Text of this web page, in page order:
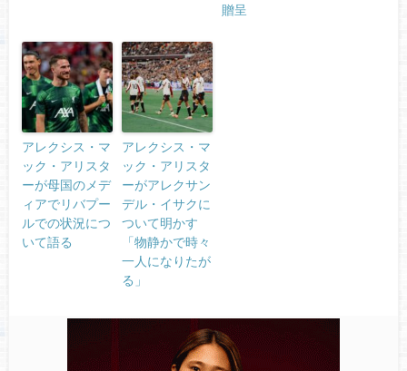
贈呈
アレクシス・マ
ック・アリスタ
ーが母国のメデ
ィアでリバプー
ルでの状況につ
いて語る
アレクシス・マ
ック・アリスタ
ーがアレクサン
デル・イサクに
ついて明かす
「物静かで時々
一人になりたが
る」